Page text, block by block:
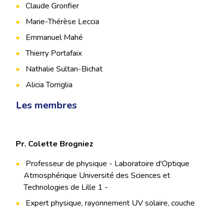
Claude Gronfier
Marie-Thérèse Leccia
Emmanuel Mahé
Thierry Portafaix
Nathalie Sultan-Bichat
Alicia Torriglia
Les membres
Pr. Colette Brogniez
Professeur de physique - Laboratoire d'Optique
Atmosphérique Université des Sciences et
Technologies de Lille 1 -
Expert physique, rayonnement UV solaire, couche